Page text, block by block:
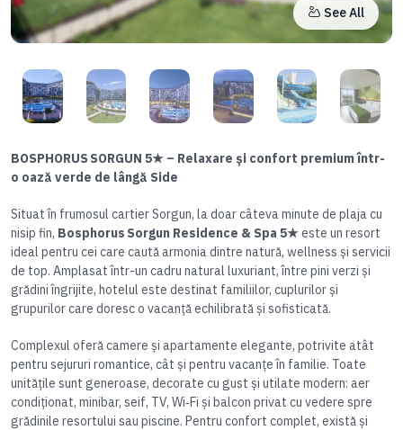
20
See All
3
of
BOSPHORUS SORGUN 5★ – Relaxare și confort premium într-
o oază verde de lângă Side
Situat în frumosul cartier Sorgun, la doar câteva minute de plaja cu
nisip fin, Bosphorus Sorgun Residence & Spa 5★este un resort
ideal pentru cei care caută armonia dintre natură, wellness și servicii
de top. Amplasat într-un cadru natural luxuriant, între pini verzi și
grădini îngrijite, hotelul este destinat familiilor, cuplurilor și
grupurilor care doresc o vacanță echilibrată și sofisticată.
Complexul oferă camere și apartamente elegante, potrivite atât
pentru sejururi romantice, cât și pentru vacanțe în familie. Toate
unitățile sunt generoase, decorate cu gust și utilate modern: aer
condiționat, minibar, seif, TV, Wi‑Fi și balcon privat cu vedere spre
grădinile resortului sau piscine. Pentru confort complet, există și